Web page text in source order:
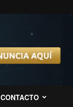
CONTACTO